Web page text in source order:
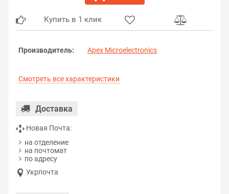
Купить в 1 клик
Производитель: Apex Microelectronics
Смотреть все характеристики
Доставка
Новая Почта:
на отделение
на почтомат
по адресу
Укрпочта